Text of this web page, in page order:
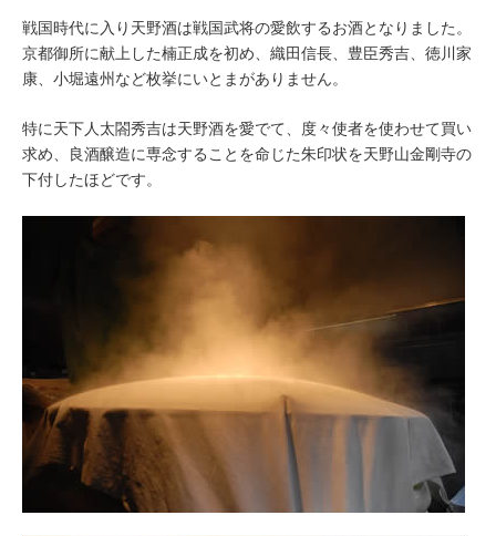
戦国時代に入り天野酒は戦国武将の愛飲するお酒となりました。
京都御所に献上した楠正成を初め、織田信長、豊臣秀吉、徳川家
康、小堀遠州など枚挙にいとまがありません。
特に天下人太閤秀吉は天野酒を愛でて、度々使者を使わせて買い
求め、良酒醸造に専念することを命じた朱印状を天野山金剛寺の
下付したほどです。